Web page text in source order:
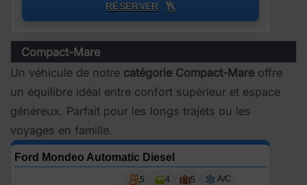
RÉSERVER
Compact-Mare
Un véhicule de notre catégorie Compact-Mare offre
un équilibre idéal entre confort supérieur et espace
généreux. Parfait pour les longs trajets ou les
voyages en famille.
Ford Mondeo Automatic Diesel
5 4 5
A/C